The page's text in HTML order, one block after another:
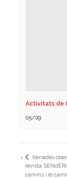
Activitats de
05/09
Xerrades
revista
camins i el